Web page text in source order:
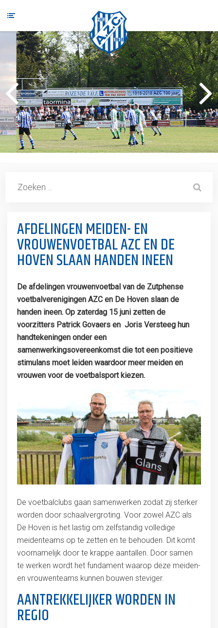
AFDELINGEN MEIDEN- EN
VROUWENVOETBAL AZC EN DE
HOVEN SLAAN HANDEN INEEN
De afdelingen vrouwenvoetbal van de Zutphense
voetbalverenigingen AZC en De Hoven slaan de
handen ineen. Op zaterdag 15 juni zetten de
voorzitters Patrick Govaers en Joris Versteeg hun
handtekeningen onder een
samenwerkingsovereenkomst die tot een positieve
stimulans moet leiden waardoor meer meiden en
vrouwen voor de voetbalsport kiezen.
De voetbalclubs gaan samenwerken zodat zij sterker
worden door schaalvergroting. Voor zowel AZC als
De Hoven is het lastig om zelfstandig volledige
meidenteams op te zetten en te behouden. Dit komt
voornamelijk door te krappe aantallen. Door samen
te werken wordt het fundament waarop deze meiden-
en vrouwenteams kunnen bouwen steviger.
AANTREKKELIJKER WORDEN IN
REGIO